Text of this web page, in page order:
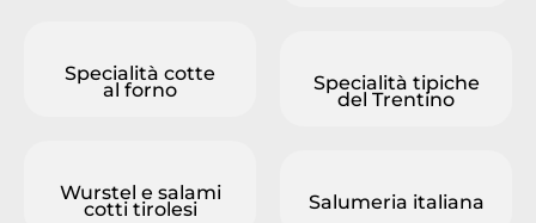
Specialità cotte
al forno
Wurstel e salami
cotti tirolesi
Specialità tipiche
del Trentino
Salumeria italiana